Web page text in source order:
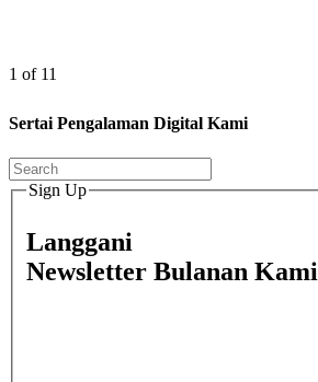
1 of 11
Sertai Pengalaman Digital Kami
Sign Up
Langgani
Newsletter Bulanan Kami